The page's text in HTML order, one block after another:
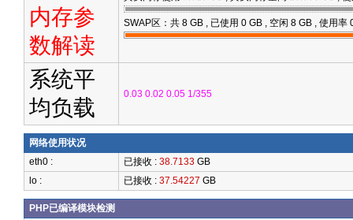
内存参
数解读
SWAP区：共 8 GB , 已使用 0 GB , 空闲 8 GB , 使用率
系统平
均负载
0.03 0.02 0.05 1/355
网络使用状况
eth0 :
已接收 : 38.7133 GB
lo :
已接收 : 37.54227 GB
PHP已编译模块检测